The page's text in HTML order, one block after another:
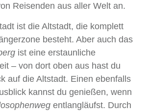
Reisenden aus aller Welt an.
ist die Altstadt, die komplett
besteht. Aber auch das
ist eine erstaunliche
– von dort oben aus hast du
auf die Altstadt. Einen ebenfalls
kannst du genießen, wenn
entlangläufst. Durch